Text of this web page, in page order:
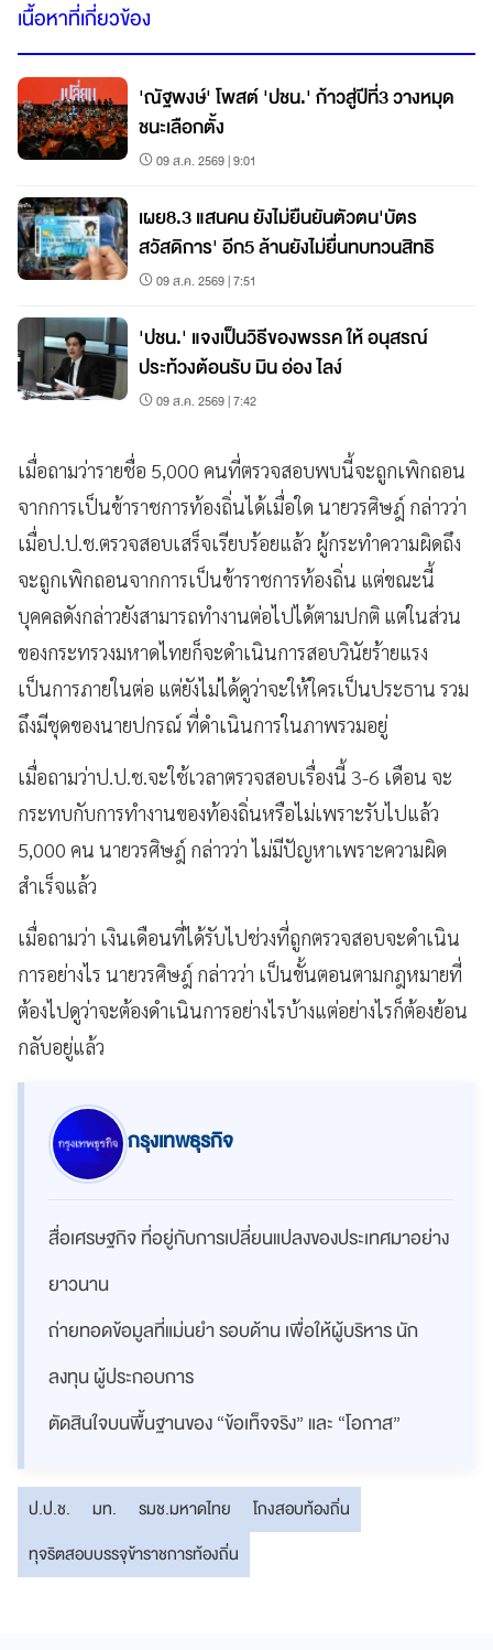
เนื้อหาที่เกี่ยวข้อง
'ณัฐพงษ์' โพสต์ 'ปชน.' ก้าวสู่ปีที่3 วางหมุด
ชนะเลือกตั้ง
09 ส.ค. 2569 | 9:01
เผย8.3 แสนคน ยังไม่ยืนยันตัวตน'บัตร
สวัสดิการ' อีก5 ล้านยังไม่ยื่นทบทวนสิทธิ
09 ส.ค. 2569 | 7:51
'ปชน.' แจงเป็นวิธีของพรรค ให้ อนุสรณ์
ประท้วงต้อนรับ มิน อ่อง ไลง์
09 ส.ค. 2569 | 7:42
เมื่อถามว่ารายชื่อ 5,000 คนที่ตรวจสอบพบนี้จะถูกเพิกถอน
จากการเป็นข้าราชการท้องถิ่นได้เมื่อใด นายวรศิษฎ์ กล่าวว่า
เมื่อป.ป.ช.ตรวจสอบเสร็จเรียบร้อยแล้ว ผู้กระทำความผิดถึง
จะถูกเพิกถอนจากการเป็นข้าราชการท้องถิ่น แต่ขณะนี้
บุคคลดังกล่าวยังสามารถทำงานต่อไปได้ตามปกติ แต่ในส่วน
ของกระทรวงมหาดไทยก็จะดำเนินการสอบวินัยร้ายแรง
เป็นการภายในต่อ แต่ยังไม่ได้ดูว่าจะให้ใครเป็นประธาน รวม
ถึงมีชุดของนายปกรณ์ ที่ดำเนินการในภาพรวมอยู่
เมื่อถามว่าป.ป.ช.จะใช้เวลาตรวจสอบเรื่องนี้ 3-6 เดือน จะ
กระทบกับการทำงานของท้องถิ่นหรือไม่เพราะรับไปแล้ว
5,000 คน นายวรศิษฎ์ กล่าวว่า ไม่มีปัญหาเพราะความผิด
สำเร็จแล้ว
เมื่อถามว่า เงินเดือนที่ได้รับไปช่วงที่ถูกตรวจสอบจะดำเนิน
การอย่างไร นายวรศิษฎ์ กล่าวว่า เป็นขั้นตอนตามกฎหมายที่
ต้องไปดูว่าจะต้องดำเนินการอย่างไรบ้างแต่อย่างไรก็ต้องย้อน
กลับอยู่แล้ว
กรุงเทพธุรกิจ
สื่อเศรษฐกิจ ที่อยู่กับการเปลี่ยนแปลงของประเทศมาอย่าง
ยาวนาน
ถ่ายทอดข้อมูลที่แม่นยำ รอบด้าน เพื่อให้ผู้บริหาร นัก
ลงทุน ผู้ประกอบการ
ตัดสินใจบนพื้นฐานของ “ข้อเท็จจริง” และ “โอกาส”
ป.ป.ช. มท. รมช.มหาดไทย
โกงสอบท้องถิ่น
ทุจริตสอบบรรจุข้าราชการท้องถิ่น